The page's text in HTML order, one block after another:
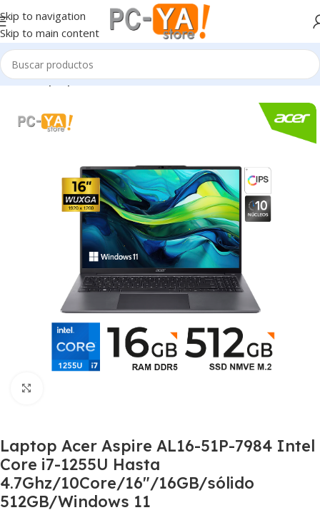
Skip to navigation
Skip to main content
Inicio Laptop’s
Laptop Acer Aspire AL16-51P-7984 Intel
Core i7-1255U Hasta
4.7Ghz/10Core/16″/16GB/sólido
512GB/Windows 11